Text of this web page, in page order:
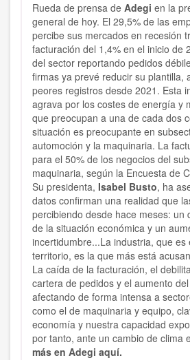
Rueda de prensa de Adegi en la
general de hoy. El 29,5% de las
percibe sus mercados en recesión
facturación del 1,4% en el inicio de
del sector reportando pedidos
firmas ya prevé reducir su plantilla,
peores registros desde 2021. Esta
agrava por los costes de energía y
que preocupan a una de cada dos
situación es preocupante en
automoción y la maquinaria. La
para el 50% de los negocios del
maquinaria, según la Encuesta de
Su presidenta, Isabel Busto, ha
datos confirman una realidad que
percibiendo desde hace meses: un
de la situación económica y un
incertidumbre...La industria, que es
territorio, es la que más está
La caída de la facturación, el
cartera de pedidos y el aumento
afectando de forma intensa a
como el de maquinaria y equipo,
economía y nuestra capacidad
por tanto, ante un cambio de clima
más en Adegi aquí.